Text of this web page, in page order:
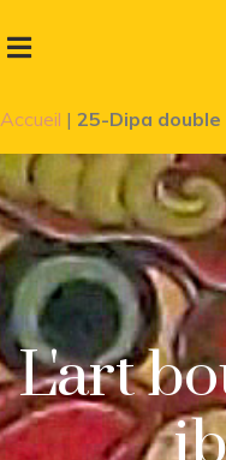
Accueil | 25-Dipa double
L'art